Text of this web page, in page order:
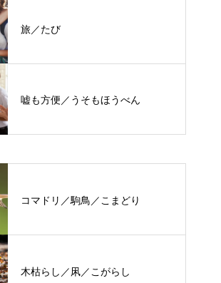
旅／たび
嘘も方便／うそもほうべん
コマドリ／駒鳥／こまどり
木枯らし／凩／こがらし